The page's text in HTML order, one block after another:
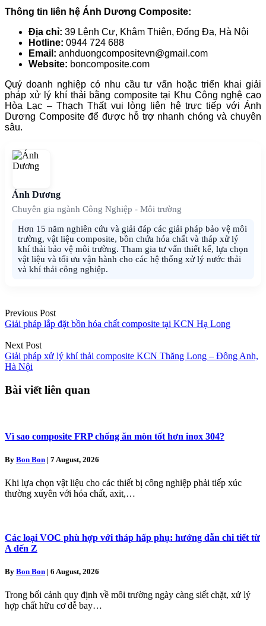
Thông tin liên hệ Ánh Dương Composite:
Địa chỉ: 39 Lệnh Cư, Khâm Thiên, Đống Đa, Hà Nội
Hotline: 0944 724 688
Email: anhduongcompositevn@gmail.com
Website: boncomposite.com
Quý doanh nghiệp có nhu cầu tư vấn hoặc triển khai giải
pháp xử lý khí thải bằng composite tại Khu Công nghệ cao
Hòa Lạc – Thạch Thất vui lòng liên hệ trực tiếp với Ánh
Dương Composite để được hỗ trợ nhanh chóng và chuyên
sâu.
Ánh Dương
Chuyên gia ngành Công Nghiệp - Môi trường
Hơn 15 năm nghiên cứu và giải đáp các giải pháp bảo vệ môi
trường, vật liệu composite, bồn chứa hóa chất và tháp xử lý
khí thải bảo vệ môi trường. Tham gia tư vấn thiết kế, lựa chọn
vật liệu và tối ưu vận hành cho các hệ thống xử lý nước thải
và khí thải công nghiệp.
navigation
Previous Post
Giải pháp lắp đặt bồn hóa chất composite tại KCN Hạ Long
Next Post
Giải pháp xử lý khí thải composite KCN Thăng Long – Đông Anh,
Hà Nội
Bài viết liên quan
Vì sao composite FRP chống ăn mòn tốt hơn inox 304?
By Bon Bon | 7 August, 2026
Khi lựa chọn vật liệu cho các thiết bị công nghiệp phải tiếp xúc
thường xuyên với hóa chất, axit,…
Các loại VOC phù hợp với tháp hấp phụ: hướng dẫn chi tiết từ
A đến Z
By Bon Bon | 6 August, 2026
Trong bối cảnh quy định về môi trường ngày càng siết chặt, xử lý
hợp chất hữu cơ dễ bay…